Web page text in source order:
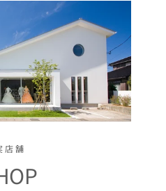
店舗